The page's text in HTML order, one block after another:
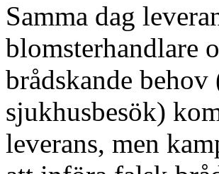
Samma dag
blomsterhandlare
brådskande
sjukhusbesök)
leverans, men